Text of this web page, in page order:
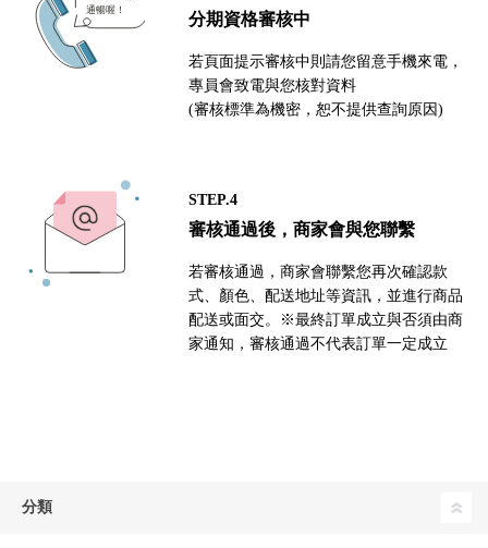
分期資格審核中
若頁面提示審核中則請您留意手機來電，
專員會致電與您核對資料
(審核標準為機密，恕不提供查詢原因)
STEP.4
審核通過後，商家會與您聯繫
若審核通過，商家會聯繫您再次確認款
式、顏色、配送地址等資訊，並進行商品
配送或面交。※最終訂單成立與否須由商
家通知，審核通過不代表訂單一定成立
分類